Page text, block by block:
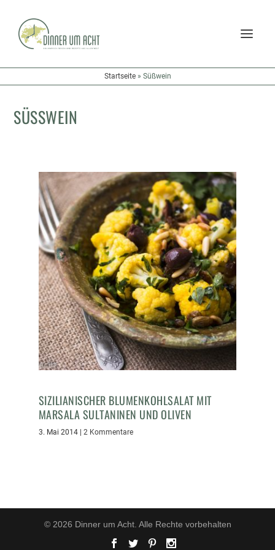
Startseite» Süßwein
SÜSSWEIN
SIZILIANISCHER BLUMENKOHLSALAT MIT
MARSALA SULTANINEN UND OLIVEN
3. Mai 2014| 2 Kommentare
© 2026 Dinner um Acht. Alle Rechte vorbehalten